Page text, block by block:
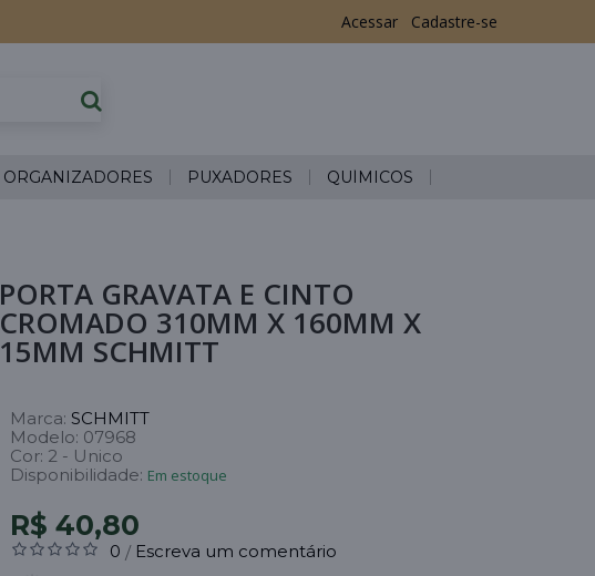
Acessar Cadastre-se
ORGANIZADORES PUXADORES QUÍMICOS
PORTA GRAVATA E CINTO
CROMADO 310MM X 160MM X
15MM SCHMITT
Marca: SCHMITT
Modelo: 07968
Cor: 2 - Unico
Disponibilidade: Em estoque
R$ 40,80
0 / Escreva um comentário